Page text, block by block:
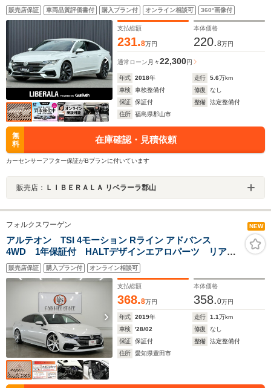
(FM/AM/BT/SD/CD/DVD/USB/USB/AUX) バックカメラ
(バック/サイド/フロント/サイド/全方位 ETC2.0 オート
ブレーキホールド 電子パーキング クルーズコントロ
ール ブラインドスポット
販売店保証 車両品質評価書付 購入プラン付 オンライン相談可 360°画像付
支払総額
231.8万円
本体価格
220.8万円
通常ローン 月々22,300円
年式 2018年 走行 5.6万km
車検
車検整備付 修復
なし
保証
保証付 整備
法定整備付
住所
福島県郡山市
無
料
在庫確認・見積依頼
カーセンサーアフター保証がBプランに付いています
販売店： ＬＩＢＥＲＡＬＡ リベラーラ郡山
フォルクスワーゲン NEW
アルテオン TSI 4モーション Rライン アドバンス
4WD 1年保証付 HALTデザインエアロパーツ リアス
ポイラー アイバッハ車高調 ROHANA20インチアル
ミホイール 純正デジタルメーターパネル HUD アダ
クティブクルーズコントロール BSM 禁煙車
販売店保証 購入プラン付 オンライン相談可
支払総額
368.8万円
本体価格
358.0万円
年式 2019年 走行 1.1万km
車検
'28/02 修復
なし
保証
保証付 整備
法定整備付
住所
愛知県豊田市